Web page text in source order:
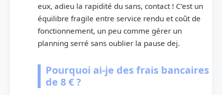
eux, adieu la rapidité du sans, contact ! C’est un
équilibre fragile entre service rendu et coût de
fonctionnement, un peu comme gérer un
planning serré sans oublier la pause dej.
Pourquoi ai-je des frais bancaires
de 8 € ?